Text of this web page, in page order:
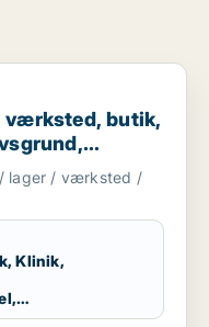
butik, klinik,
værksted, butik,
til salg i
Ø eller Esbjerg
lager / værksted /
Klinik,